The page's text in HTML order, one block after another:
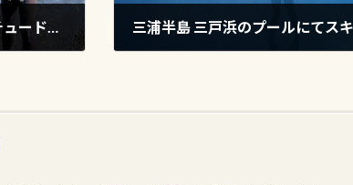
本栖湖で高所潜水講習(アルティチュードダイビング)して来ました